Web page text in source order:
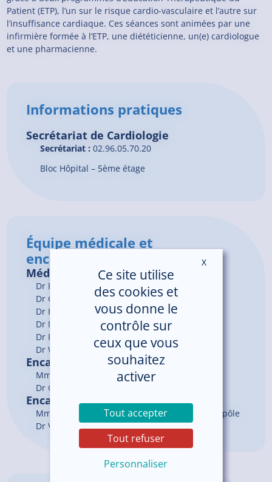
Patient (ETP), l’un sur le risque cardio-vasculaire et l’autre sur
l’insuffisance cardiaque. Ces séances sont animées par une
infirmière formée à l’ETP, une diététicienne, un(e) cardiologue
et une pharmacienne.
Informations pratiques
Secrétariat de Cardiologie
Secrétariat : 02.96.05.70.20
Bloc Hôpital – 5ème étage
Équipe médicale et
encadrement
Médecins
Dr FODDAH
Abdelhak
Dr GOSSELIN
Guillaume
Dr HAZARD
Adrien
Dr MANSOUR
Layal
Dr PROVOST-LE PAGE
DrWIAM
Encadrement du service
Mme LE MAITRE Catherine, Cadre de santé
Dr GOSSELIN Guillaume, Chef de service
Encadrement du pôle
Mme CADIOU Lucie, Cadre coordonnateur de pôle
Dr VELMANS Nicolas, Chef de pôle
Ce site utilise
des cookies et
vous donne le
contrôle sur
ceux que vous
souhaitez
activer
Tout accepter
Tout refuser
Personnaliser
XMasquer le